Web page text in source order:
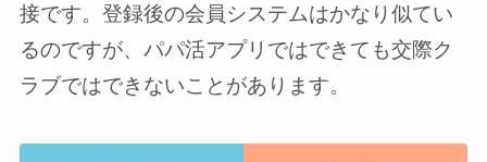
接です。登録後の会員システムはかなり似てい
るのですが、パパ活アプリではできても交際ク
ラブではできないことがあります。